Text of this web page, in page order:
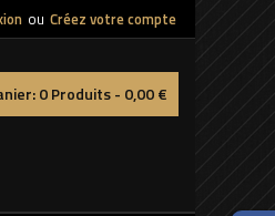
ou Créez votre compte
0Produits - 0,00 €